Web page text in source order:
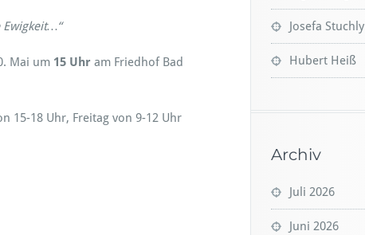
Mai um 15 Uhr am Friedhof Bad
15-18 Uhr, Freitag von 9-12 Uhr
Josefa Stuchly
Hubert Heiß
Archiv
Juli 2026
Juni 2026